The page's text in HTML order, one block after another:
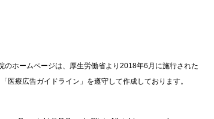
のホームページは、厚生労働省より2018年6月に施行された
「医療広告ガイドライン」を遵守して作成しております。